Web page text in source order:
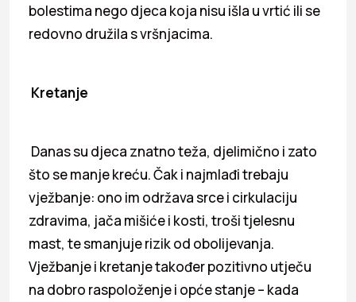
bolestima nego djeca koja nisu išla u vrtić ili se
redovno družila s vršnjacima.
Kretanje
Danas su djeca znatno teža, djelimično i zato
što se manje kreću. Čak i najmlađi trebaju
vježbanje: ono im održava srce i cirkulaciju
zdravima, jača mišiće i kosti, troši tjelesnu
mast, te smanjuje rizik od obolijevanja.
Vježbanje i kretanje također pozitivno utječu
na dobro raspoloženje i opće stanje – kada